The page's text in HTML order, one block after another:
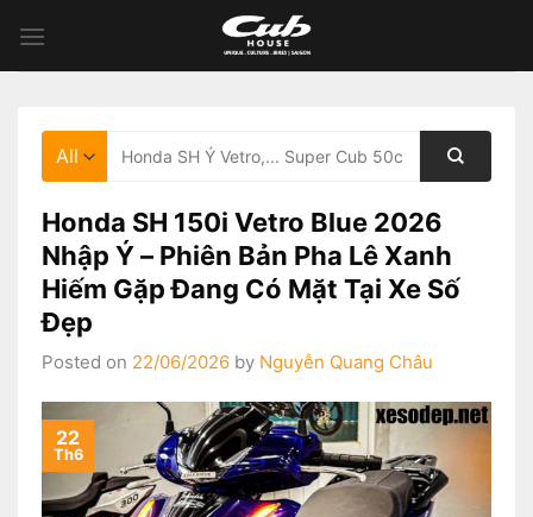
content
Honda SH 150i Vetro Blue 2026
Nhập Ý – Phiên Bản Pha Lê Xanh
Hiếm Gặp Đang Có Mặt Tại Xe Số
Đẹp
Posted on 22/06/2026 by Nguyễn Quang Châu
22
Th6